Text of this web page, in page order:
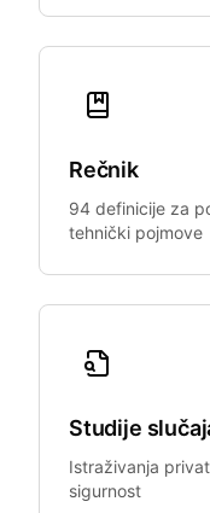
Rečnik
94 definicije za
tehnički pojmove
Studije
Istraživanja
sigurnost